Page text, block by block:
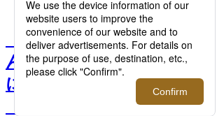
GUIDE by ISETAN MITSUKOSHI
【連載】伊勢丹でプロに選
んでもらう！大人男子が春
に纏いたいフレグランス｜
「大人の社会科見学」